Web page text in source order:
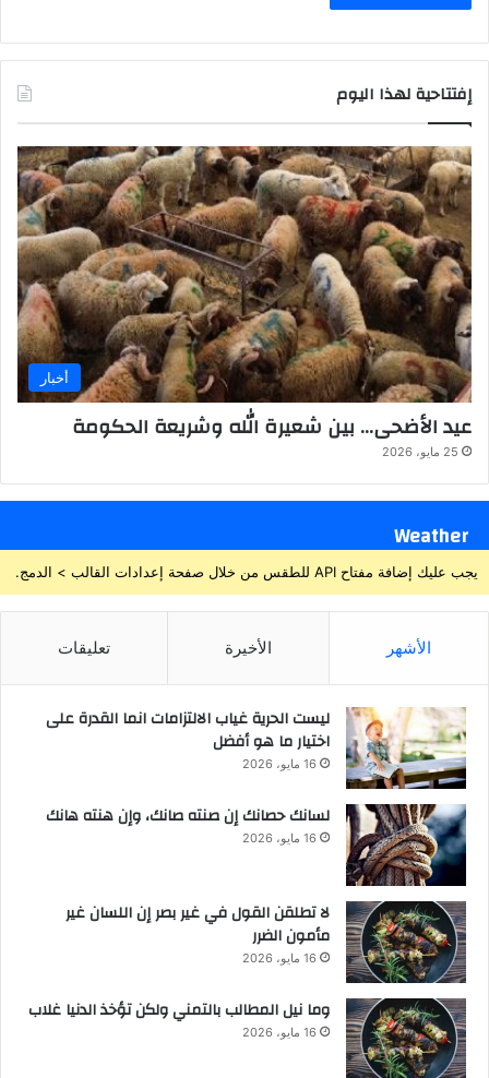
إفتتاحية لهذا اليوم
أخبار
عيد الأضحى… بين شعيرة الله وشريعة الحكومة
25 مايو، 2026
Weather
يجب عليك إضافة مفتاح API للطقس من خلال صفحة إعدادات القالب > الدمج.
الأشهر الأخيرة تعليقات
ليست الحرية غياب الالتزامات انما القدرة على
اختيار ما هو أفضل
16 مايو، 2026
لسانك حصانك إن صنته صانك، وإن هنته هانك
16 مايو، 2026
لا تطلقن القول في غير بصر إن اللسان غير
مأمون الضرر
16 مايو، 2026
وما نيل المطالب بالتمني ولكن تؤخذ الدنيا غلاب
16 مايو، 2026